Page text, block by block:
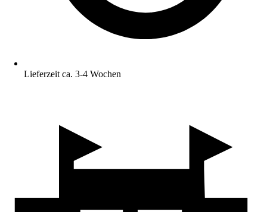
Lieferzeit ca. 3-4 Wochen